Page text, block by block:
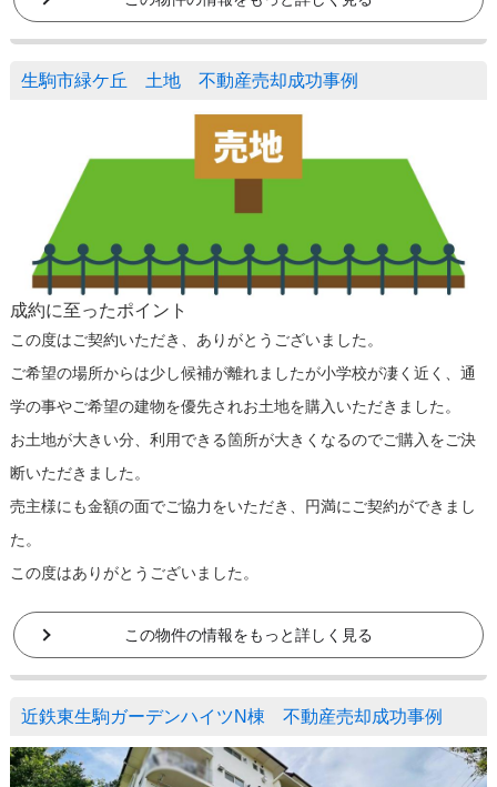
生駒市緑ケ丘 土地 不動産売却成功事例
成約に至ったポイント
この度はご契約いただき、ありがとうございました。
ご希望の場所からは少し候補が離れましたが小学校が凄く近く、通
学の事やご希望の建物を優先されお土地を購入いただきました。
お土地が大きい分、利用できる箇所が大きくなるのでご購入をご決
断いただきました。
売主様にも金額の面でご協力をいただき、円満にご契約ができまし
た。
この度はありがとうございました。
この物件の情報をもっと詳しく見る
近鉄東生駒ガーデンハイツN棟 不動産売却成功事例